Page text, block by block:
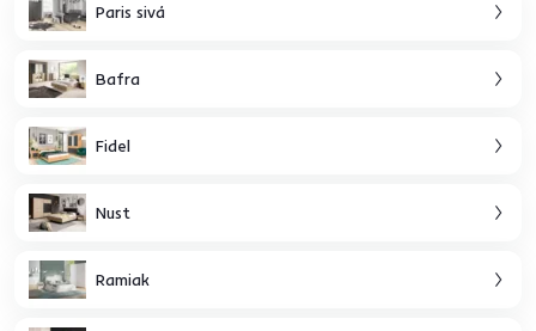
Paris sivá
Bafra
Fidel
Nust
Ramiak